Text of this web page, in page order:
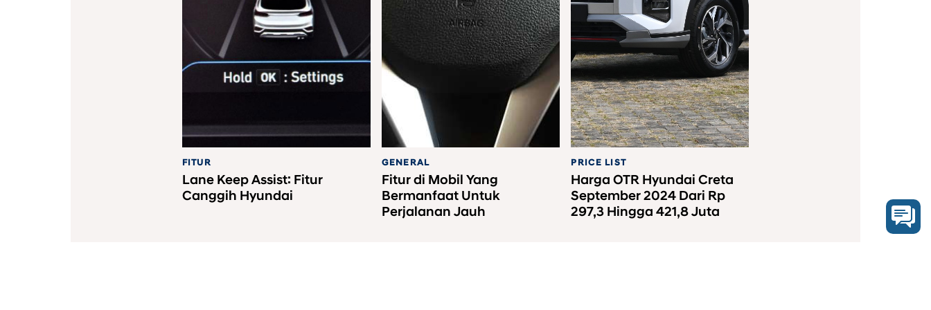
FITUR
Lane Keep Assist: Fitur
Canggih Hyundai
GENERAL
Fitur di Mobil Yang
Bermanfaat Untuk
Perjalanan Jauh
PRICE LIST
Harga OTR Hyundai Creta
September 2024 Dari Rp
297,3 Hingga 421,8 Juta